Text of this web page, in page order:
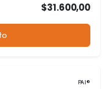
$31.600,00
PAI®